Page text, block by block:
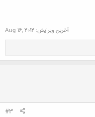
آخرین ویرایش: Aug 16, 2012
#3